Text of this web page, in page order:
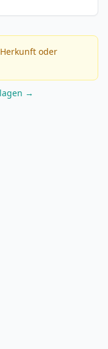
oder
→